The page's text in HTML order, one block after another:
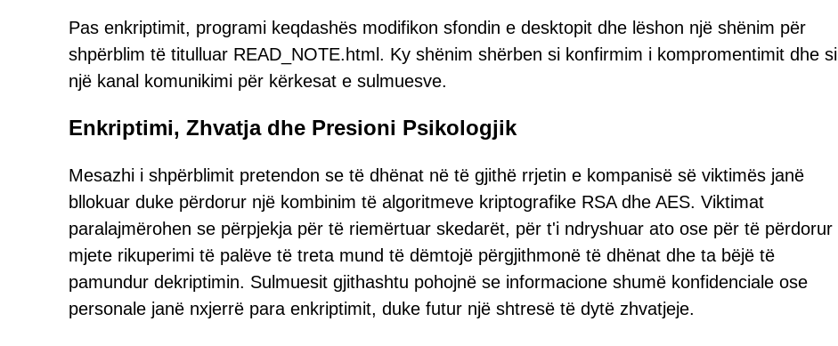
Pas enkriptimit, programi keqdashës modifikon sfondin e desktopit dhe lëshon një shënim për
shpërblim të titulluar READ_NOTE.html. Ky shënim shërben si konfirmim i kompromentimit dhe si
një kanal komunikimi për kërkesat e sulmuesve.
Enkriptimi, Zhvatja dhe Presioni Psikologjik
Mesazhi i shpërblimit pretendon se të dhënat në të gjithë rrjetin e kompanisë së viktimës janë
bllokuar duke përdorur një kombinim të algoritmeve kriptografike RSA dhe AES. Viktimat
paralajmërohen se përpjekja për të riemërtuar skedarët, për t'i ndryshuar ato ose për të përdorur
mjete rikuperimi të palëve të treta mund të dëmtojë përgjithmonë të dhënat dhe ta bëjë të
pamundur dekriptimin. Sulmuesit gjithashtu pohojnë se informacione shumë konfidenciale ose
personale janë nxjerrë para enkriptimit, duke futur një shtresë të dytë zhvatjeje.